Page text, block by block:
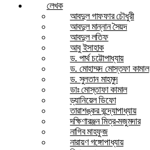
লেখক
আবদুল গাফফার চৌধুরী
আবদুল মান্নান সৈয়দ
আবদুল লতিফ
আবু ইসাহাক
ড. পার্থ চট্টোপাধ্যায়
ড. মোহাম্মদ মোস্তফা কামাল
ড. সুলতান মাহমুদ
ডাঃ মোস্তাফা কামাল
ড্যানিয়েল ডিফো
তারাশঙ্কর বন্দ্যোপাধ্যায়
দক্ষিণারঞ্জন মিত্র-মজুমদার
নাগিব মাহফুজ
নারায়ণ গঙ্গোপাধ্যায়